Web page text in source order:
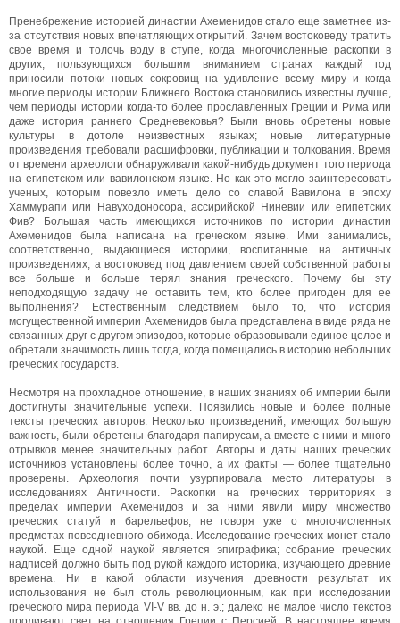
Пренебрежение историей династии Ахеменидов стало еще заметнее из-
за отсутствия новых впечатляющих открытий. Зачем востоковеду тратить
свое время и толочь воду в ступе, когда многочисленные раскопки в
других, пользующихся большим вниманием странах каждый год
приносили потоки новых сокровищ на удивление всему миру и когда
многие периоды истории Ближнего Востока становились известны лучше,
чем периоды истории когда-то более прославленных Греции и Рима или
даже история раннего Средневековья? Были вновь обретены новые
культуры в дотоле неизвестных языках; новые литературные
произведения требовали расшифровки, публикации и толкования. Время
от времени археологи обнаруживали какой-нибудь документ того периода
на египетском или вавилонском языке. Но как это могло заинтересовать
ученых, которым повезло иметь дело со славой Вавилона в эпоху
Хаммурапи или Навуходоносора, ассирийской Ниневии или египетских
Фив? Большая часть имеющихся источников по истории династии
Ахеменидов была написана на греческом языке. Ими занимались,
соответственно, выдающиеся историки, воспитанные на античных
произведениях; а востоковед под давлением своей собственной работы
все больше и больше терял знания греческого. Почему бы эту
неподходящую задачу не оставить тем, кто более пригоден для ее
выполнения? Естественным следствием было то, что история
могущественной империи Ахеменидов была представлена в виде ряда не
связанных друг с другом эпизодов, которые образовывали единое целое и
обретали значимость лишь тогда, когда помещались в историю небольших
греческих государств.
Несмотря на прохладное отношение, в наших знаниях об империи были
достигнуты значительные успехи. Появились новые и более полные
тексты греческих авторов. Несколько произведений, имеющих большую
важность, были обретены благодаря папирусам, а вместе с ними и много
отрывков менее значительных работ. Авторы и даты наших греческих
источников установлены более точно, а их факты — более тщательно
проверены. Археология почти узурпировала место литературы в
исследованиях Античности. Раскопки на греческих территориях в
пределах империи Ахеменидов и за ними явили миру множество
греческих статуй и барельефов, не говоря уже о многочисленных
предметах повседневного обихода. Исследование греческих монет стало
наукой. Еще одной наукой является эпиграфика; собрание греческих
надписей должно быть под рукой каждого историка, изучающего древние
времена. Ни в какой области изучения древности результат их
использования не был столь революционным, как при исследовании
греческого мира периода VI-V вв. до н. э.; далеко не малое число текстов